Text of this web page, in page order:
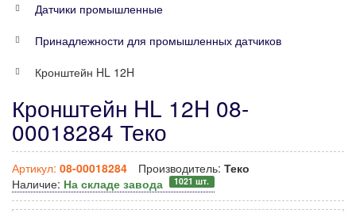
Датчики промышленные
Принадлежности для промышленных датчиков
Кронштейн HL 12H
Кронштейн HL 12H 08-
00018284 Теко
Артикул: 08-00018284 Производитель: Теко
Наличие: На складе завода 1021 шт.